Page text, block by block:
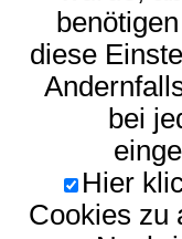
diese
bei
Hier
Cookies zu